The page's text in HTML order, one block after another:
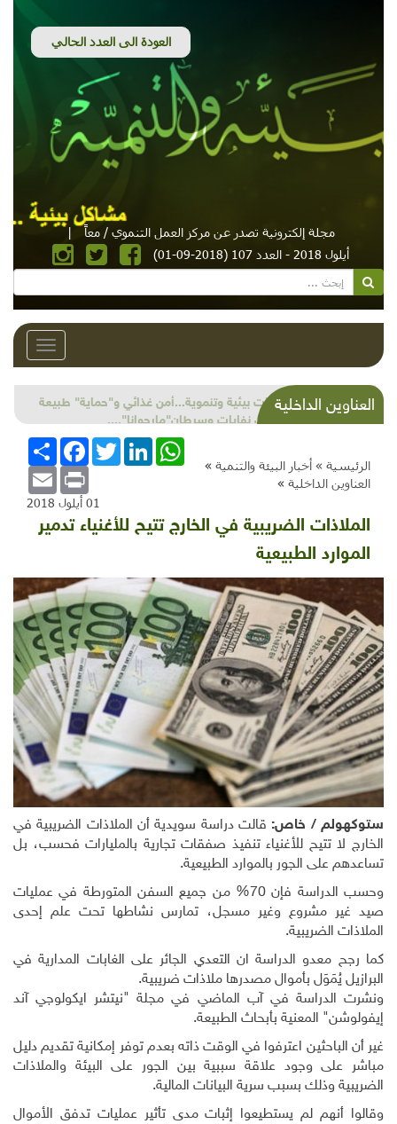
مجلة إلكترونية تصدر عن مركز العمل التنموي / معاً
|
أيلول 2018 - العدد 107 (2018-09-01)
Toggle
العناوين الداخليةشذرات بيئية وتنموية...أمن غذائي و"حماية" طبيعة
وأطنان نفايات وسرطان"مارجوانا"....
الرئيسية » أخبار البيئة والتنمية »
العناوين الداخلية »
انشر
FacebookTwitterLinkedInWhatsApp
Email Print
01 أيلول 2018
الملاذات الضريبية في الخارج تتيح للأغنياء تدمير
الموارد الطبيعية
ستوكهولم / خاص: قالت دراسة سويدية أن الملاذات الضريبية في
الخارج لا تتيح للأغنياء تنفيذ صفقات تجارية بالمليارات فحسب، بل
تساعدهم على الجور بالموارد الطبيعية.
وحسب الدراسة فإن 70% من جميع السفن المتورطة في عمليات
صيد غير مشروع وغير مسجل، تمارس نشاطها تحت علم إحدى
الملاذات الضريبية.
كما رجح معدو الدراسة ان التعدي الجائر على الغابات المدارية في
البرازيل يُمَوَل بأموال مصدرها ملاذات ضريبية.
ونشرت الدراسة في آب الماضي في مجلة "نيتشر ايكولوجي آند
إيفولوشن" المعنية بأبحاث الطبيعة.
غير أن الباحثين اعترفوا في الوقت ذاته بعدم توفر إمكانية تقديم دليل
مباشر على وجود علاقة سببية بين الجور على البيئة والملاذات
الضريبية وذلك بسبب سرية البيانات المالية.
وقالوا أنهم لم يستطيعوا إثبات مدى تأثير عمليات تدفق الأموال